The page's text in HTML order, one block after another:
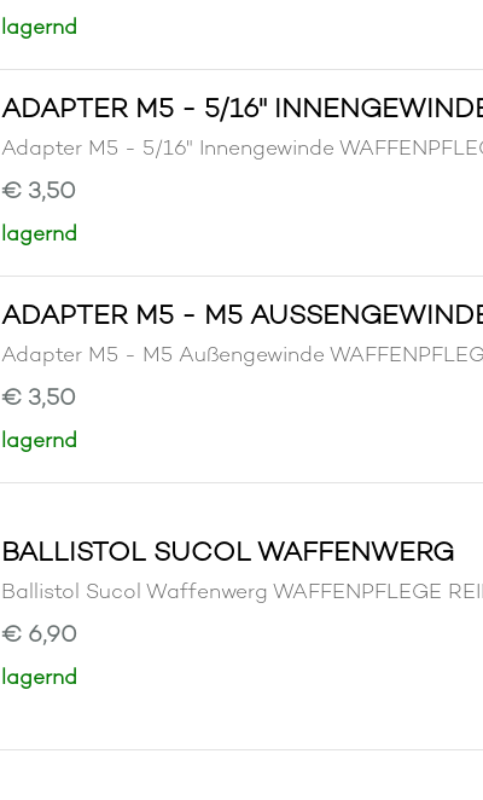
lagernd
ADAPTER M5 - 5/16"
Adapter M5 - 5/16" Innengewinde
€ 3,50
lagernd
ADAPTER M5 - M5
Adapter M5 - M5 Außengewinde
€ 3,50
lagernd
BALLISTOL SUCOL WAFFENWERG
Ballistol Sucol Waffenwerg WAFFENPFLEGE
€ 6,90
lagernd